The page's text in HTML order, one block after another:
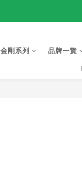
金剛系列 品牌一覽